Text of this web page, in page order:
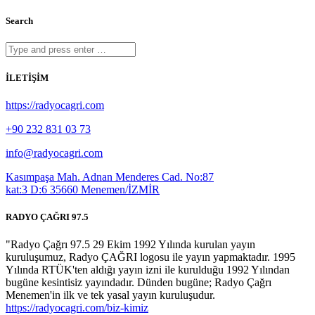
Search
İLETİŞİM
https://radyocagri.com
+90 232 831 03 73
info@radyocagri.com
Kasımpaşa Mah. Adnan Menderes Cad. No:87
kat:3 D:6 35660 Menemen/İZMİR
RADYO ÇAĞRI 97.5
"Radyo Çağrı 97.5 29 Ekim 1992 Yılında kurulan yayın
kuruluşumuz, Radyo ÇAĞRI logosu ile yayın yapmaktadır. 1995
Yılında RTÜK'ten aldığı yayın izni ile kurulduğu 1992 Yılından
bugüne kesintisiz yayındadır. Dünden bugüne; Radyo Çağrı
Menemen'in ilk ve tek yasal yayın kuruluşudur.
https://radyocagri.com/biz-kimiz